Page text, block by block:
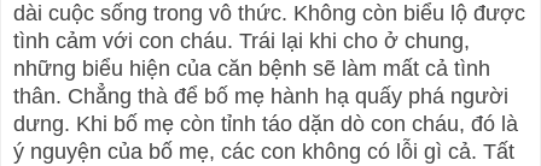
dài cuộc sống trong vô thức. Không còn biểu lộ được
tình cảm với con cháu. Trái lại khi cho ở chung,
những biểu hiện của căn bệnh sẽ làm mất cả tình
thân. Chẳng thà để bố mẹ hành hạ quấy phá người
dưng. Khi bố mẹ còn tỉnh táo dặn dò con cháu, đó là
ý nguyện của bố mẹ, các con không có lỗi gì cả. Tất